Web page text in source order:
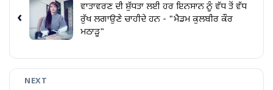
‹
ਵਾਤਾਵਰਣ ਦੀ ਸ਼ੁੱਧਤਾ ਲਈ ਹਰ ਇਨਸਾਨ ਨੂੰ ਵੱਧ ਤੋਂ ਵੱਧ
ਰੁੱਖ ਲਗਾਉਣੇ ਚਾਹੀਦੇ ਹਨ - "ਮੈਡਮ ਕੁਲਬੀਰ ਕੌਰ
ਮਠਾੜੂ"
NEXT